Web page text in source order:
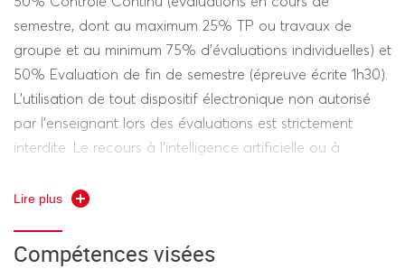
semestre, dont au maximum 25% TP ou travaux de
groupe et au minimum 75% d'évaluations individuelles) et
50% Evaluation de fin de semestre (épreuve écrite 1h30).
L’utilisation de tout dispositif électronique non autorisé
par l’enseignant lors des évaluations est strictement
interdite. Le recours à l'intelligence artificielle ou à
l'enseignant sera considéré comme une fraude.
Lire plus
Compétences visées